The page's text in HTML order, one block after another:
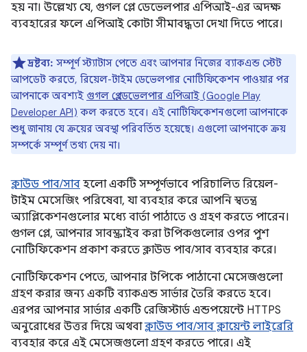
হয় না। উল্লেখ্য যে, গুগল প্লে ডেভেলপার এপিআই-এর অদক্ষ
ব্যবহারের ফলে এপিআই কোটা সীমাবদ্ধতা দেখা দিতে পারে।
দ্রষ্টব্য: সম্পূর্ণ স্ট্যাটাস পেতে এবং আপনার নিজের ব্যাকএন্ড স্টেট
আপডেট করতে, রিয়েল-টাইম ডেভেলপার নোটিফিকেশন পাওয়ার পর
আপনাকে অবশ্যই গুগল প্লে ডেভেলপার এপিআই (Google Play
Developer API) কল করতে হবে। এই নোটিফিকেশনগুলো আপনাকে
শুধু জানায় যে ক্রয়ের অবস্থা পরিবর্তিত হয়েছে। এগুলো আপনাকে ক্রয়
সম্পর্কে সম্পূর্ণ তথ্য দেয় না।
ক্লাউড পাব/সাব হলো একটি সম্পূর্ণভাবে পরিচালিত রিয়েল-
টাইম মেসেজিং পরিষেবা, যা ব্যবহার করে আপনি স্বতন্ত্র
অ্যাপ্লিকেশনগুলোর মধ্যে বার্তা পাঠাতে ও গ্রহণ করতে পারেন।
গুগল প্লে, আপনার সাবস্ক্রাইব করা টপিকগুলোর ওপর পুশ
নোটিফিকেশন প্রকাশ করতে ক্লাউড পাব/সাব ব্যবহার করে।
নোটিফিকেশন পেতে, আপনার টপিকে পাঠানো মেসেজগুলো
গ্রহণ করার জন্য একটি ব্যাকএন্ড সার্ভার তৈরি করতে হবে।
এরপর আপনার সার্ভার একটি রেজিস্টার্ড এন্ডপয়েন্টে HTTPS
অনুরোধের উত্তর দিয়ে অথবাক্লাউড পাব/সাব ক্লায়েন্ট লাইব্রেরি
ব্যবহার করে এই মেসেজগুলো গ্রহণ করতে পারে। এই